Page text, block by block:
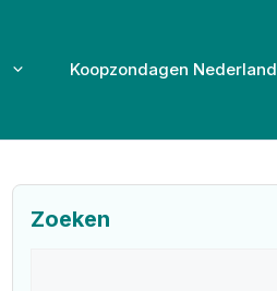
Koopzondagen Nederland
Zoeken